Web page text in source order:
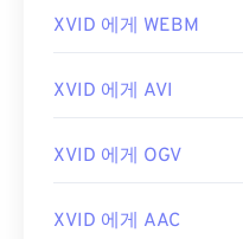
XVID 에게 WEBM
XVID 에게 AVI
XVID 에게 OGV
XVID 에게 AAC